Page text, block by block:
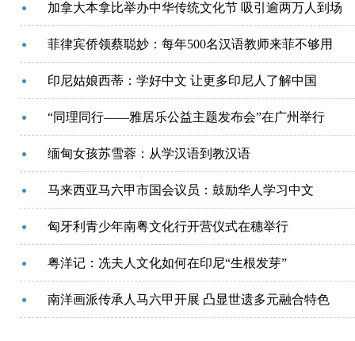
加拿大本拿比举办中华传统文化节 吸引逾两万人到场
菲律宾侨领蔡聪妙：每年500名汉语教师来菲不够用
印尼姑娘西蒂：学好中文 让更多印尼人了解中国
“同理同行——雅居乐公益主题发布会”在广州举行
缅甸女孩苏雪蓉：从学汉语到教汉语
马来西亚马六甲市国会议员：鼓励华人学习中文
匈牙利青少年南粤文化行开营仪式在穗举行
粤洋记：冼夫人文化如何在印尼“生根发芽”
南洋画派传承人马六甲开展 凸显世遗多元融合特色